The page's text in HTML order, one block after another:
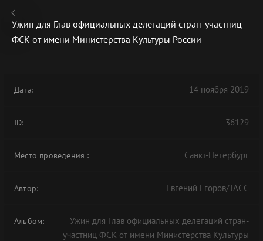
В АРХИВЕ
Ужин для Глав официальных делегаций стран-участниц
ФСК от имени Министерства Культуры России
Дата: 14 ноября 2019
ID: 36129
Место проведения : Санкт-Петербург
Автор: Евгений Егоров/ТАСС
Альбом:
Ужин для Глав официальных делегаций стран-
участниц ФСК от имени Министерства Культуры